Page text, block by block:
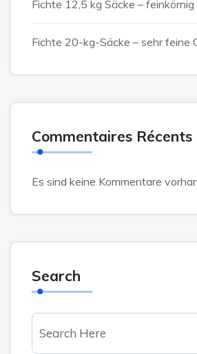
Fichte 12,5 kg Säcke – feinkörnig
Fichte 20-kg-Säcke – sehr feine
Commentaires Récents
Es sind keine Kommentare
Search